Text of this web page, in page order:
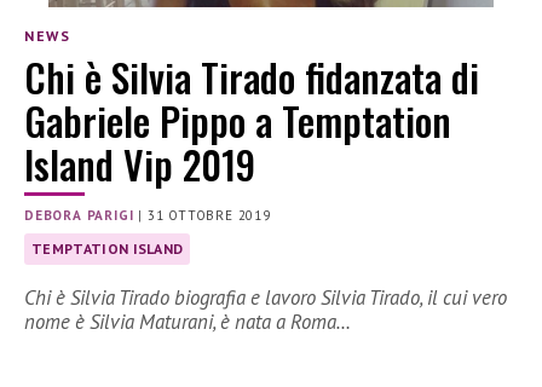
NEWS
Chi è Silvia Tirado fidanzata di
Gabriele Pippo a Temptation
Island Vip 2019
DEBORA PARIGI | 31 OTTOBRE 2019
TEMPTATION ISLAND
Chi è Silvia Tirado biografia e lavoro Silvia Tirado, il cui vero
nome è Silvia Maturani, è nata a Roma…